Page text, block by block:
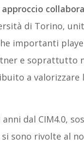
approccio
di Torino,
importanti
e soprattutto
a
dal CIM4.0,
si sono rivolte al